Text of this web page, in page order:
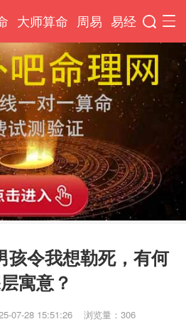
大师算命 周易 易经
孩令我想勒死，有何
寓意？
07-28 15:51:26 浏览量：306